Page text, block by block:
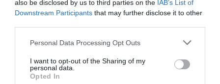
also be disclosed by us to third parties on the IAB’s List of
Downstream Participants that may further disclose it to other
Personal Data Processing Opt Outs
I want to opt-out of the Sharing of my
personal data.
Opted In
pamiętaj o widoczności – stosowanie
odblaskowych elementów oświetleniowych może
poprawić Twoją widoczność, szczególnie nocą.
Bezpieczeństwo na drodze jest kluczowe –
zawsze przestrzegaj zasad ruchu drogowego
i dbaj o swoją widoczność.